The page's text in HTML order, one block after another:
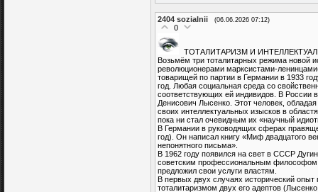
2404 sozialnii (06.06.2026 07:12)
0
ТОТАЛИТАРИЗМ И
Возьмём три тоталитарных режима новой
революционерами марксистами-
товарищей по партии в Германии в 1933
год. Любая социальная среда со
соответствующих ей индивидов. В России
Денисович Лысенко. Этот человек,
своих интеллектуальных изысков в
пока ни стал очевидным их «научный
В Германии в руководящих сферах
год). Он написал книгу «Миф двадцатого
непонятного письма».
В 1962 году появился на свет в СССР
советским профессиональным философом.
предложил свои услуги властям.
В первых двух случаях исторический
тоталитаризмом двух его адептов